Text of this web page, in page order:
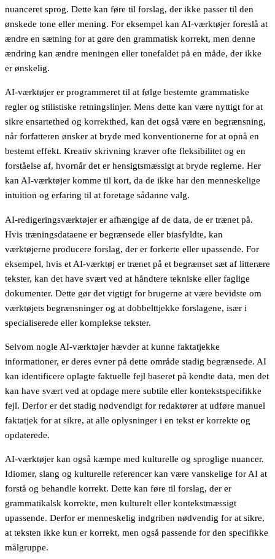
nuanceret sprog. Dette kan føre til forslag, der ikke passer til den
ønskede tone eller mening. For eksempel kan AI-værktøjer foreslå at
ændre en sætning for at gøre den grammatisk korrekt, men denne
ændring kan ændre meningen eller tonefaldet på en måde, der ikke
er ønskelig.
AI-værktøjer er programmeret til at følge bestemte grammatiske
regler og stilistiske retningslinjer. Mens dette kan være nyttigt for at
sikre ensartethed og korrekthed, kan det også være en begrænsning,
når forfatteren ønsker at bryde med konventionerne for at opnå en
bestemt effekt. Kreativ skrivning kræver ofte fleksibilitet og en
forståelse af, hvornår det er hensigtsmæssigt at bryde reglerne. Her
kan AI-værktøjer komme til kort, da de ikke har den menneskelige
intuition og erfaring til at foretage sådanne valg.
AI-redigeringsværktøjer er afhængige af de data, de er trænet på.
Hvis træningsdataene er begrænsede eller biasfyldte, kan
værktøjerne producere forslag, der er forkerte eller upassende. For
eksempel, hvis et AI-værktøj er trænet på et begrænset sæt af litterære
tekster, kan det have svært ved at håndtere tekniske eller faglige
dokumenter. Dette gør det vigtigt for brugerne at være bevidste om
værktøjets begrænsninger og at dobbelttjekke forslagene, især i
specialiserede eller komplekse tekster.
Selvom nogle AI-værktøjer hævder at kunne faktatjekke
informationer, er deres evner på dette område stadig begrænsede. AI
kan identificere oplagte faktuelle fejl baseret på kendte data, men det
kan have svært ved at opdage mere subtile eller kontekstspecifikke
fejl. Derfor er det stadig nødvendigt for redaktører at udføre manuel
faktatjek for at sikre, at alle oplysninger i en tekst er korrekte og
opdaterede.
AI-værktøjer kan også kæmpe med kulturelle og sproglige nuancer.
Idiomer, slang og kulturelle referencer kan være vanskelige for AI at
forstå og behandle korrekt. Dette kan føre til forslag, der er
grammatikalsk korrekte, men kulturelt eller kontekstmæssigt
upassende. Derfor er menneskelig indgriben nødvendig for at sikre,
at teksten ikke kun er korrekt, men også passende for den specifikke
målgruppe.